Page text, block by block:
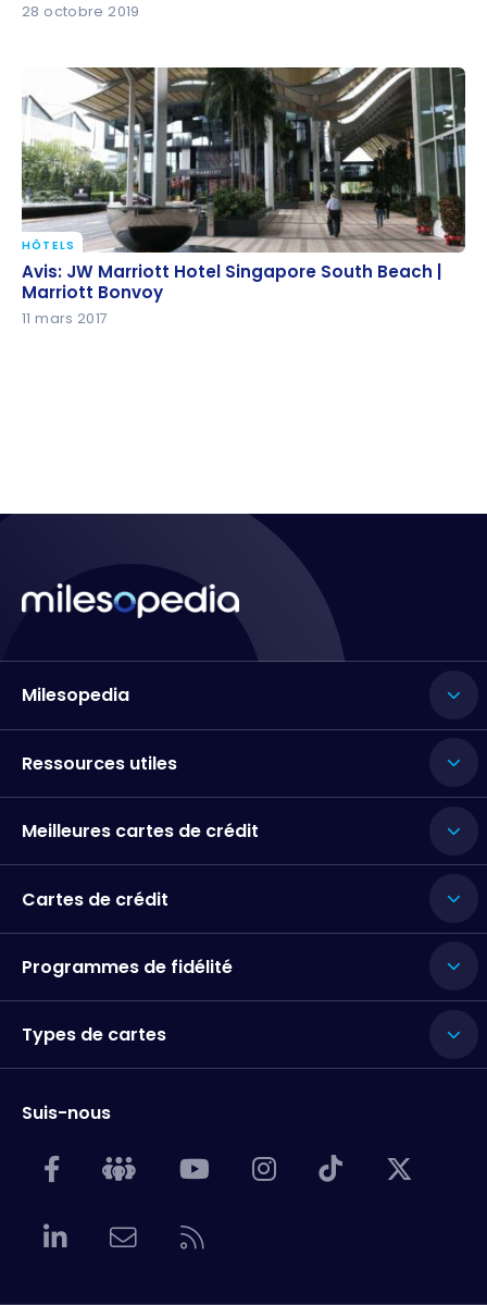
28 octobre 2019
Avis: JW Marriott Hotel Singapore South Beach |
Marriott Bonvoy
HÔTELS
Avis: JW Marriott Hotel Singapore South Beach |
Marriott Bonvoy
11 mars 2017
Milesopedia
Ressources utiles
Meilleures cartes de crédit
Cartes de crédit
Programmes de fidélité
Types de cartes
Suis-nous